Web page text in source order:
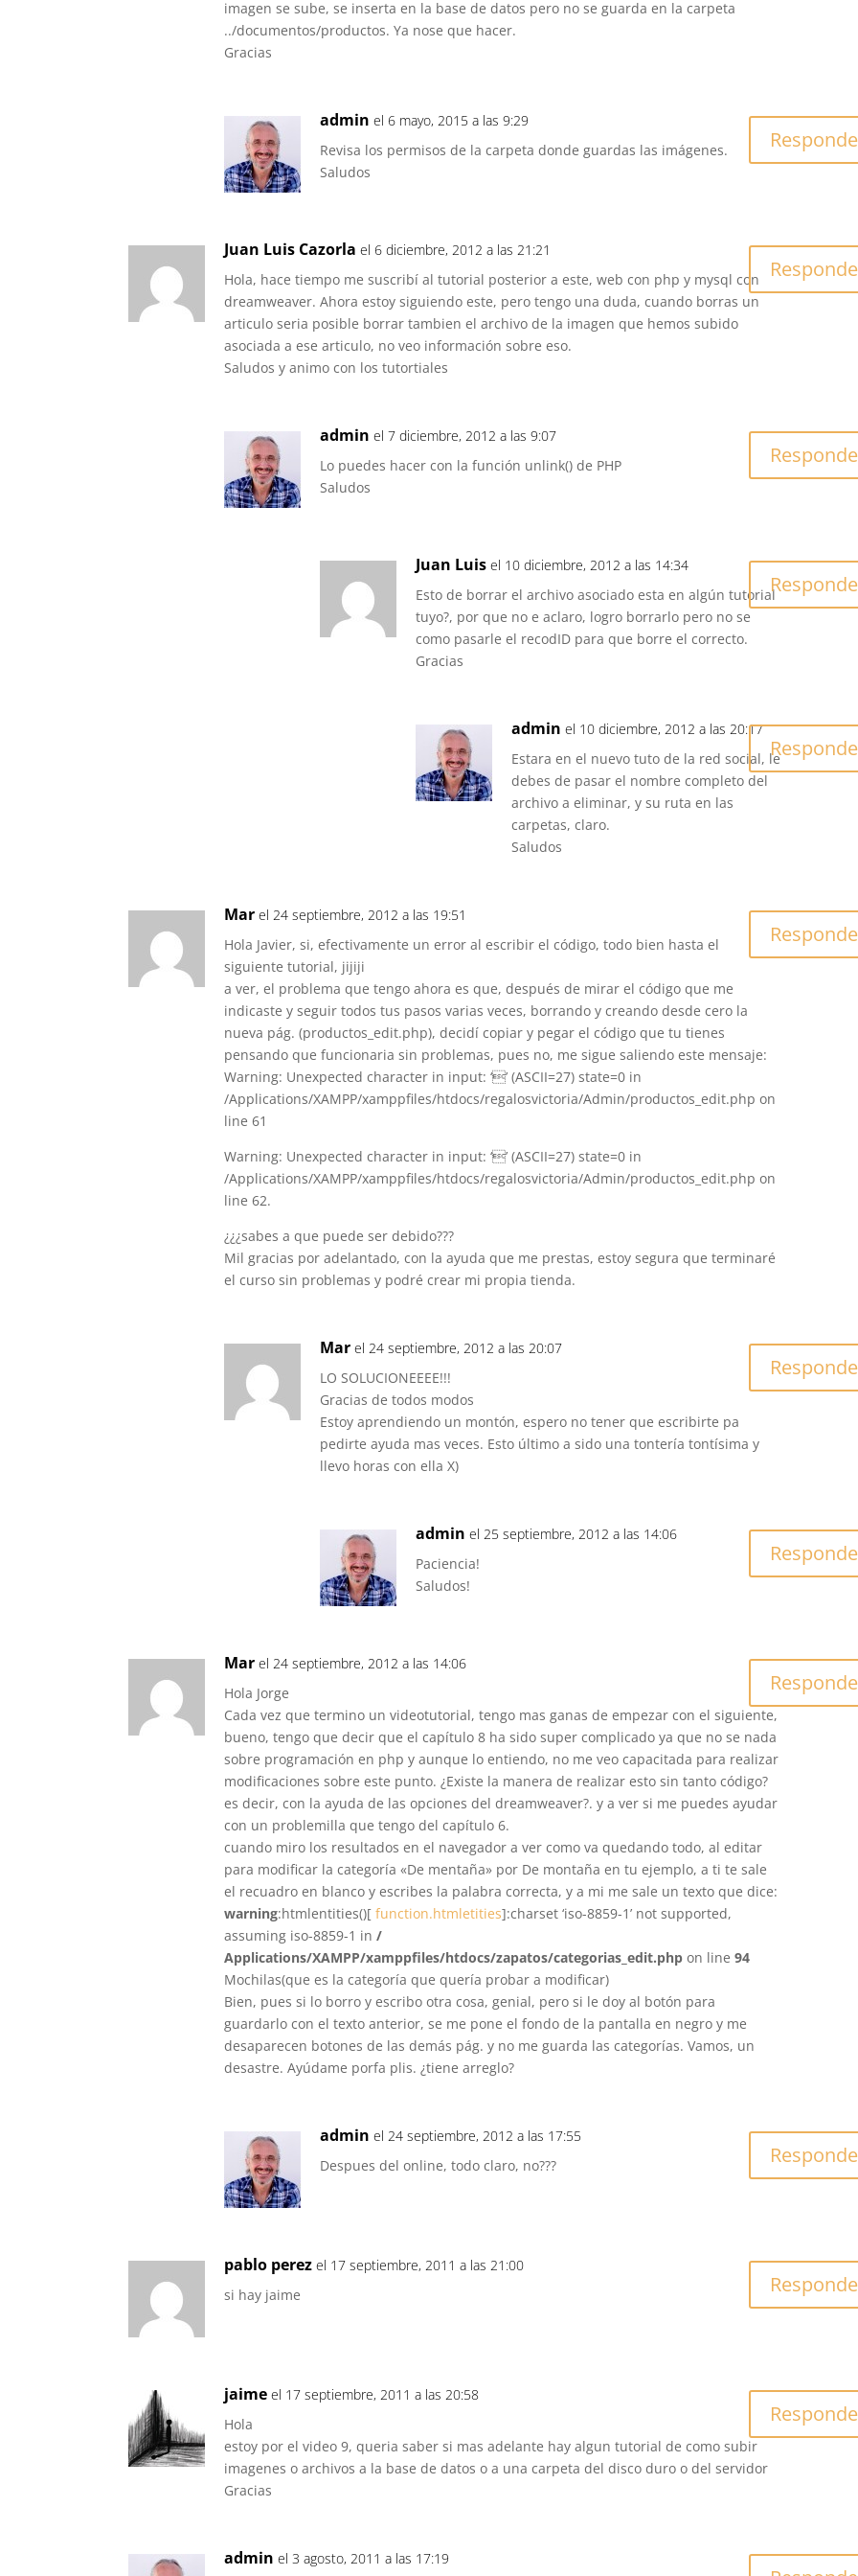
imagen se sube, se inserta en la base de datos pero no se guarda en la carpeta
../documentos/productos. Ya nose que hacer.
Gracias
admin el 6 mayo, 2015 a las 9:29
Revisa los permisos de la carpeta donde guardas las imágenes.
Saludos
Juan Luis Cazorla el 6 diciembre, 2012 a las 21:21
Hola, hace tiempo me suscribí al tutorial posterior a este, web con php y mysql con
dreamweaver. Ahora estoy siguiendo este, pero tengo una duda, cuando borras un
articulo seria posible borrar tambien el archivo de la imagen que hemos subido
asociada a ese articulo, no veo información sobre eso.
Saludos y animo con los tutortiales
admin el 7 diciembre, 2012 a las 9:07
Lo puedes hacer con la función unlink() de PHP
Saludos
Juan Luis el 10 diciembre, 2012 a las 14:34
Esto de borrar el archivo asociado esta en algún tutorial
tuyo?, por que no e aclaro, logro borrarlo pero no se
como pasarle el recodID para que borre el correcto.
Gracias
admin el 10 diciembre, 2012 a las 20:17
Estara en el nuevo tuto de la red social, le
debes de pasar el nombre completo del
archivo a eliminar, y su ruta en las
carpetas, claro.
Saludos
Mar el 24 septiembre, 2012 a las 19:51
Hola Javier, si, efectivamente un error al escribir el código, todo bien hasta el
siguiente tutorial, jijiji
a ver, el problema que tengo ahora es que, después de mirar el código que me
indicaste y seguir todos tus pasos varias veces, borrando y creando desde cero la
nueva pág. (productos_edit.php), decidí copiar y pegar el código que tu tienes
pensando que funcionaria sin problemas, pues no, me sigue saliendo este mensaje:
Warning: Unexpected character in input: ‘’ (ASCII=27) state=0 in
/Applications/XAMPP/xamppfiles/htdocs/regalosvictoria/Admin/productos_edit.php on
line 61
Warning: Unexpected character in input: ‘’ (ASCII=27) state=0 in
/Applications/XAMPP/xamppfiles/htdocs/regalosvictoria/Admin/productos_edit.php on
line 62.
¿¿¿sabes a que puede ser debido???
Mil gracias por adelantado, con la ayuda que me prestas, estoy segura que terminaré
el curso sin problemas y podré crear mi propia tienda.
Mar el 24 septiembre, 2012 a las 20:07
LO SOLUCIONEEEE!!!
Gracias de todos modos
Estoy aprendiendo un montón, espero no tener que escribirte pa
pedirte ayuda mas veces. Esto último a sido una tontería tontísima y
llevo horas con ella X)
admin el 25 septiembre, 2012 a las 14:06
Paciencia!
Saludos!
Mar el 24 septiembre, 2012 a las 14:06
Hola Jorge
Cada vez que termino un videotutorial, tengo mas ganas de empezar con el siguiente,
bueno, tengo que decir que el capítulo 8 ha sido super complicado ya que no se nada
sobre programación en php y aunque lo entiendo, no me veo capacitada para realizar
modificaciones sobre este punto. ¿Existe la manera de realizar esto sin tanto código?
es decir, con la ayuda de las opciones del dreamweaver?. y a ver si me puedes ayudar
con un problemilla que tengo del capítulo 6.
cuando miro los resultados en el navegador a ver como va quedando todo, al editar
para modificar la categoría «De mentaña» por De montaña en tu ejemplo, a ti te sale
el recuadro en blanco y escribes la palabra correcta, y a mi me sale un texto que dice:
warning:htmlentities()[ function.htmletities]:charset ‘iso-8859-1’ not supported,
assuming iso-8859-1 in/
Applications/XAMPP/xamppfiles/htdocs/zapatos/categorias_edit.php on line94
Mochilas(que es la categoría que quería probar a modificar)
Bien, pues si lo borro y escribo otra cosa, genial, pero si le doy al botón para
guardarlo con el texto anterior, se me pone el fondo de la pantalla en negro y me
desaparecen botones de las demás pág. y no me guarda las categorías. Vamos, un
desastre. Ayúdame porfa plis. ¿tiene arreglo?
admin el 24 septiembre, 2012 a las 17:55
Despues del online, todo claro, no???
pablo perez el 17 septiembre, 2011 a las 21:00
si hay jaime
jaime el 17 septiembre, 2011 a las 20:58
Hola
estoy por el video 9, queria saber si mas adelante hay algun tutorial de como subir
imagenes o archivos a la base de datos o a una carpeta del disco duro o del servidor
Gracias
admin el 3 agosto, 2011 a las 17:19